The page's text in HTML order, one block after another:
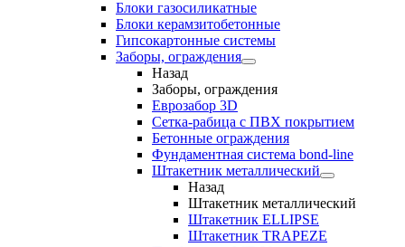
Блоки газосиликатные
Блоки керамзитобетонные
Гипсокартонные системы
Заборы, ограждения
Назад
Заборы, ограждения
Еврозабор 3D
Сетка-рабица с ПВХ покрытием
Бетонные ограждения
Фундаментная система bond-line
Штакетник металлический
Назад
Штакетник металлический
Штакетник ELLIPSE
Штакетник TRAPEZE